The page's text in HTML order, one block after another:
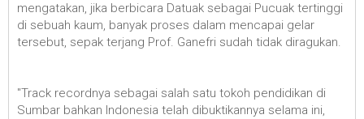
mengatakan, jika berbicara Datuak sebagai Pucuak tertinggi
di sebuah kaum, banyak proses dalam mencapai gelar
tersebut, sepak terjang Prof. Ganefri sudah tidak diragukan.
"Track recordnya sebagai salah satu tokoh pendidikan di
Sumbar bahkan Indonesia telah dibuktikannya selama ini,